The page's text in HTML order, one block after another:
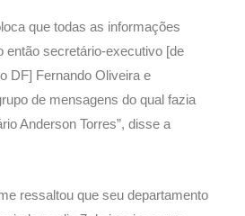
que todas as informações
então secretário-executivo [de
DF] Fernando Oliveira e
de mensagens do qual fazia
Anderson Torres”, disse a
ressaltou que seu departamento